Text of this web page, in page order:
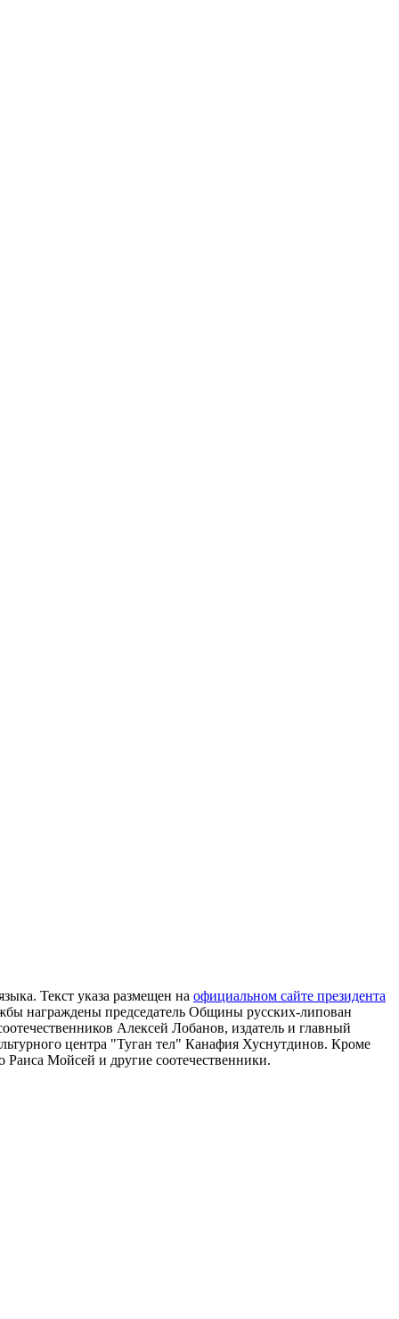
Текст указа размещен на официальном сайте президента
награждены председатель Общины русских-липован
Алексей Лобанов, издатель и главный
центра "Туган тел" Канафия Хуснутдинов. Кроме
Мойсей и другие соотечественники.